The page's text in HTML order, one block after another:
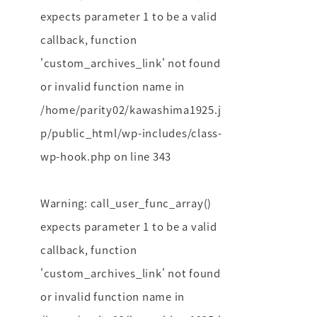
expects parameter 1 to be a valid
callback, function
'custom_archives_link' not found
or invalid function name in
/home/parity02/kawashima1925.j
p/public_html/wp-includes/class-
wp-hook.php on line 343
Warning: call_user_func_array()
expects parameter 1 to be a valid
callback, function
'custom_archives_link' not found
or invalid function name in